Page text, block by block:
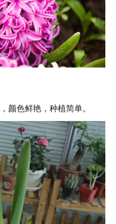
颜色鲜艳，种植简单。